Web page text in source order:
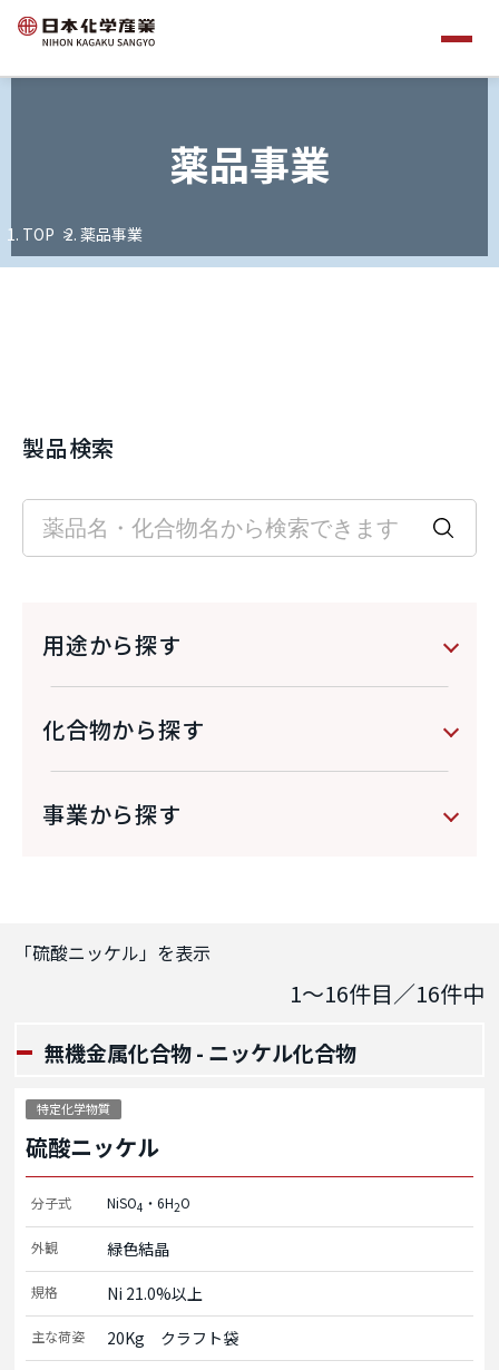
薬品事業
TOP 薬品事業
製品検索
用途から探す
化合物から探す
事業から探す
「硫酸ニッケル」を表示
1～16件目／16件中
無機金属化合物 - ニッケル化合物
特定化学物質
硫酸ニッケル
分子式 NiSO4 ・6H2O
外観 緑色結晶
規格 Ni 21.0%以上
主な荷姿 20Kg　クラフト袋